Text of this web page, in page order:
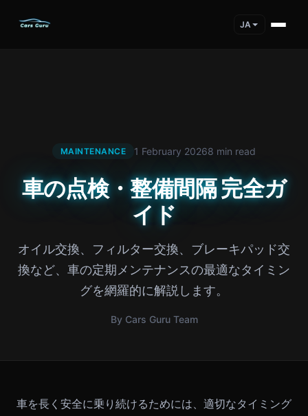
JA
MAINTENANCE 1 February 20268 min read
車の点検・整備間隔 完全ガ
イド
オイル交換、フィルター交換、ブレーキパッド交
換など、車の定期メンテナンスの最適なタイミン
グを網羅的に解説します。
By Cars Guru Team
車を長く安全に乗り続けるためには、適切なタイミング